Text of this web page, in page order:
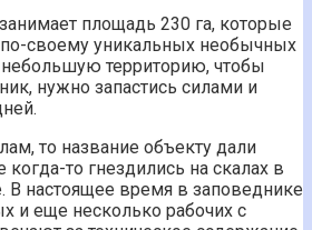
площадь 230 га, которые
своему уникальных необычных
территорию, чтобы
нужно запастись силами и
то название объекту дали
то гнездились на скалах в
В настоящее время в заповеднике
и еще несколько рабочих с